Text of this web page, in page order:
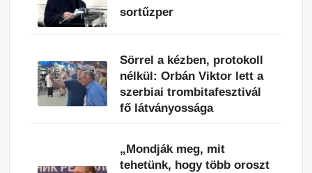
sortűzper
Sörrel a kézben, protokoll
nélkül: Orbán Viktor lett a
szerbiai trombitafesztivál
fő látványossága
„Mondják meg, mit
tehetünk, hogy több oroszt